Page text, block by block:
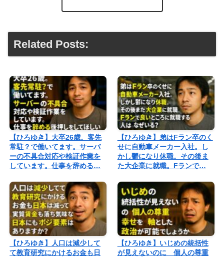
Related Posts:
【ひろゆき】大卒26歳。客先
常駐？で働いてます。サーバ
ーの不具合対応や検証作業を
しています。仕事を辞める…
【ひろゆき】弟はFラン卒のく
せに自動車メーカー入社。し
かし鬱になり休職。その後ま
た大企業に就職。Fランで…
【ひろゆき】人口は減少して
て教育研究にかけるお金も日
【ひろゆき】いじめの統括性
が見えないのに 個人の尊重